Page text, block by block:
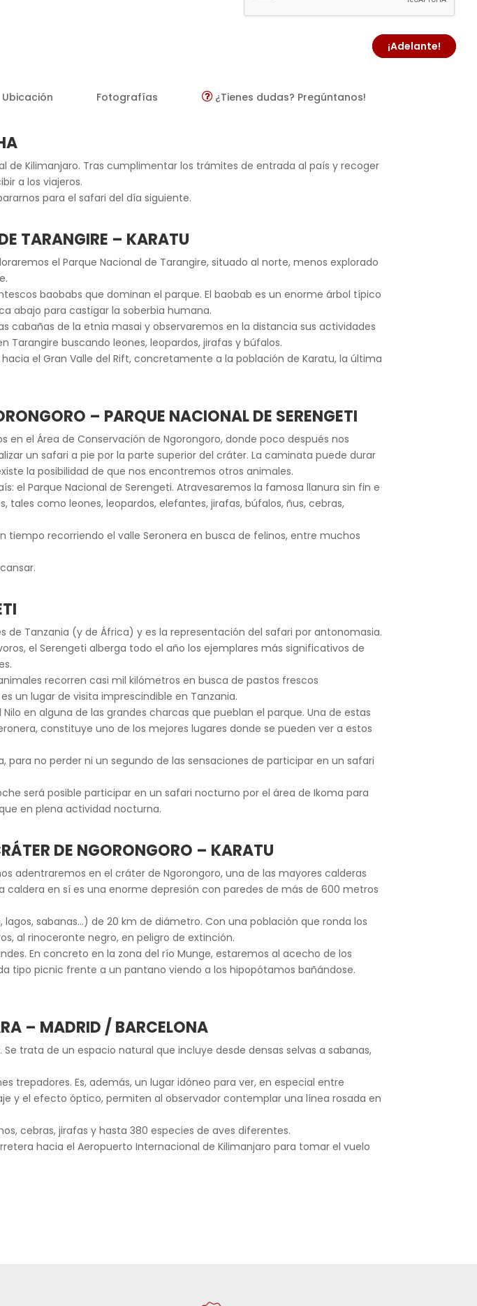
¡Adelante!
Ubicación Fotografías ¿Tienes dudas? Pregúntanos!
de Kilimanjaro. Tras cumplimentar los trámites de entrada al país y recoger
a los viajeros.
para el safari del día siguiente.
TARANGIRE – KARATU
el Parque Nacional de Tarangire, situado al norte, menos explorado
baobabs que dominan el parque. El baobab es un enorme árbol típico
abajo para castigar la soberbia humana.
de la etnia masai y observaremos en la distancia sus actividades
buscando leones, leopardos, jirafas y búfalos.
el Gran Valle del Rift, concretamente a la población de Karatu, la última
– PARQUE NACIONAL DE SERENGETI
el Área de Conservación de Ngorongoro, donde poco después nos
un safari a pie por la parte superior del cráter. La caminata puede durar
la posibilidad de que nos encontremos otros animales.
el Parque Nacional de Serengeti. Atravesaremos la famosa llanura sin fin e
como leones, leopardos, elefantes, jirafas, búfalos, ñus, cebras,
recorriendo el valle Seronera en busca de felinos, entre muchos
de Tanzania (y de África) y es la representación del safari por antonomasia.
el Serengeti alberga todo el año los ejemplares más significativos de
recorren casi mil kilómetros en busca de pastos frescos
un lugar de visita imprescindible en Tanzania.
en alguna de las grandes charcas que pueblan el parque. Una de estas
constituye uno de los mejores lugares donde se pueden ver a estos
no perder ni un segundo de las sensaciones de participar en un safari
será posible participar en un safari nocturno por el área de Ikoma para
en plena actividad nocturna.
DE NGORONGORO – KARATU
adentraremos en el cráter de Ngorongoro, una de las mayores calderas
en sí es una enorme depresión con paredes de más de 600 metros
sabanas…) de 20 km de diámetro. Con una población que ronda los
al rinoceronte negro, en peligro de extinción.
En concreto en la zona del río Munge, estaremos al acecho de los
tipo picnic frente a un pantano viendo a los hipopótamos bañándose.
– MADRID / BARCELONA
trata de un espacio natural que incluye desde densas selvas a sabanas,
trepadores. Es, además, un lugar idóneo para ver, en especial entre
y el efecto óptico, permiten al observador contemplar una línea rosada en
cebras, jirafas y hasta 380 especies de aves diferentes.
hacia el Aeropuerto Internacional de Kilimanjaro para tomar el vuelo